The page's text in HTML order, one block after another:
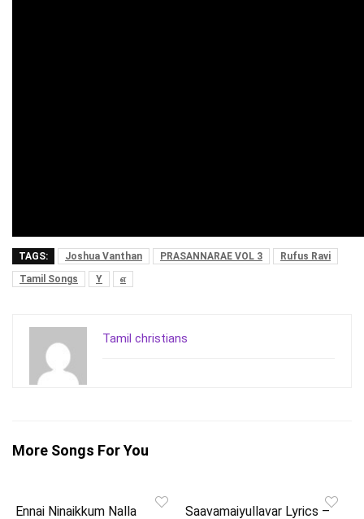
TAGS: Joshua Vanthan PRASANNARAE VOL 3
Rufus Ravi
Tamil Songs
Y எ
Tamil christians
More Songs For You
Ennai Ninaikkum Nalla Saavamaiyullavar Lyrics –